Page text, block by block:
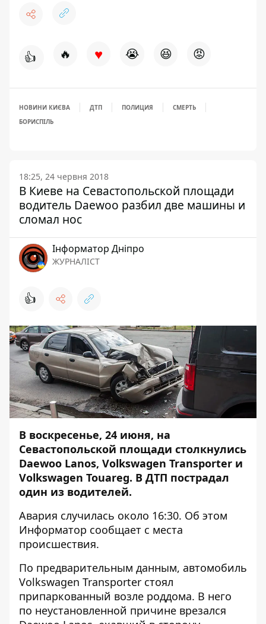
👍 🔥 ♥ 😭 😆 😡
НОВИНИ КИЄВА ДТП ПОЛИЦИЯ
СМЕРТЬ
БОРИСПІЛЬ
18:25, 24 червня 2018
В Киеве на Севастопольской площади
водитель Daewoo разбил две машины и
сломал нос
Інформатор Дніпро
ЖУРНАЛІСТ
👍
В воскресенье, 24 июня, на
Севастопольской площади столкнулись
Daewoo Lanos, Volkswagen Transporter и
Volkswagen Touareg. В ДТП пострадал
один из водителей.
Авария случилась около 16:30. Об этом
Информатор сообщает с места
происшествия.
По предварительным данным, автомобиль
Volkswagen Transporter стоял
припаркованный возле роддома. В него
по неустановленной причине врезался